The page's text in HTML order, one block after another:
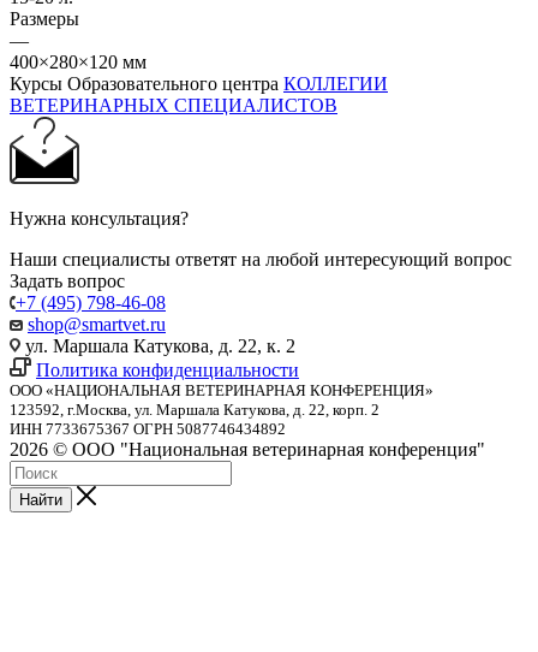
Размеры
—
400×280×120 мм
Курсы Образовательного центра КОЛЛЕГИИ
ВЕТЕРИНАРНЫХ СПЕЦИАЛИСТОВ
Нужна консультация?
Наши специалисты ответят на любой интересующий вопрос
Задать вопрос
+7 (495) 798-46-08
shop@smartvet.ru
ул. Маршала Катукова, д. 22, к. 2
Политика конфиденциальности
ООО «НАЦИОНАЛЬНАЯ ВЕТЕРИНАРНАЯ КОНФЕРЕНЦИЯ»
123592, г.Москва, ул. Маршала Катукова, д. 22, корп. 2
ИНН 7733675367 ОГРН 5087746434892
2026 © ООО "Национальная ветеринарная конференция"
Найти